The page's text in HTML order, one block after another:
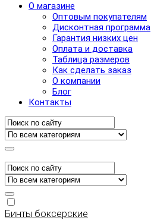
О магазине
Оптовым покупателям
Дисконтная программа
Гарантия низких цен
Оплата и доставка
Таблица размеров
Как сделать заказ
О компании
Блог
Контакты
Бинты боксерские